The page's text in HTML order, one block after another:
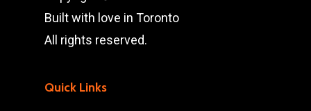
Built with love in Toronto
All rights reserved.
Quick Links